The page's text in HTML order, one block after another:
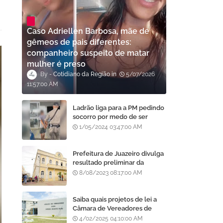
Caso Adriellen Barbosa, mãe de
gêmeos de pais diferentes:
companheiro suspeito de matar
mulher é preso
Cotidiano da Região
5/07/2026
11:57:00 AM
Ladrão liga para a PM pedindo
socorro por medo de ser
assassinado por moradores
1/05/2024 03:47:00 AM
Prefeitura de Juazeiro divulga
resultado preliminar da
análise de currículos do
8/08/2023 08:17:00 AM
Saiba quais projetos de lei a
Câmara de Vereadores de
Juazeiro aprovou
4/02/2025 04:10:00 AM